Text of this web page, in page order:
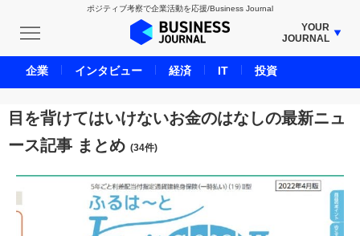
ポジティブ考察で企業活動を応援/Business Journal
YOUR
JOURNAL
BUSINESS JOURNAL
UNICORN JOURNAL
CARBON CREDITS JOURNAL
IVS JOURNAL
INBOUND JOURNAL
LIFE ENDING JOURNAL
目を背けてはいけないお金のはなしの最新ニュ
ース記事 まとめ (34件)
企業 インタビュー 経済 IT 投資